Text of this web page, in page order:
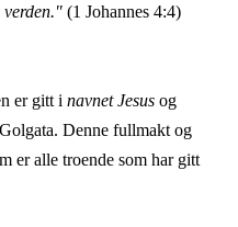
verden." (1 Johannes 4:4)
er gitt i navnet Jesus og
Denne fullmakt og
er alle troende som har gitt